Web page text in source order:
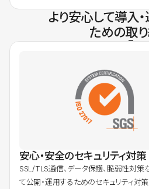
より安心して導入
ための取
安心・安全のセキュリティ対策
SSL/TLS通信、データ保護、脆弱性対策
て公開・運用するためのセキュリティ対策